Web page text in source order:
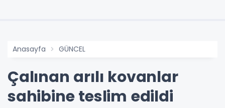
Anasayfa GÜNCEL
Çalınan arılı kovanlar
sahibine teslim edildi